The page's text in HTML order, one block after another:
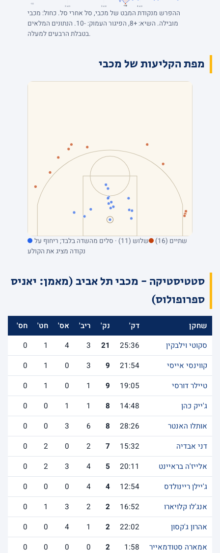
-10
-10 רבע 2 רבע 3 רבע 4
ההפרש מנקודת המבט של מכבי, סל אחרי סל. כחול: מכבי
מובילה. השיא: +8, הפיגור העמוק: -10. הנתונים המלאים
בטבלת הרבעים למעלה.
מפת הקליעות של מכבי
שתיים (16)
שלוש (11) · סלים מהשדה בלבד; ריחוף על
נקודה מציג את הקולע
סטטיסטיקה - מכבי תל אביב (מאמן: יאניס
ספרופולוס)
שחקן דק' נק' ריב' אס' חט' חס'
סקוטי וילבקין
25:36
21
3
4
1
0
קווינסי אייסי
21:54
9
3
0
1
0
טיילר דורסי
19:05
9
1
0
1
0
ג'ייק כהן
14:48
8
1
1
0
0
אותלו האנטר
28:26
8
6
3
0
0
דני אבדיה
15:32
7
2
0
2
0
אלייז'ה בראיינט
20:11
5
4
3
2
0
ג'יילן ריינולדס
12:54
4
4
0
0
0
אנג'לו קלויארו
16:52
2
2
3
1
0
אהרון ג'קסון
22:02
2
1
4
0
0
אמארה סטודמאייר
1:58
2
0
0
0
0